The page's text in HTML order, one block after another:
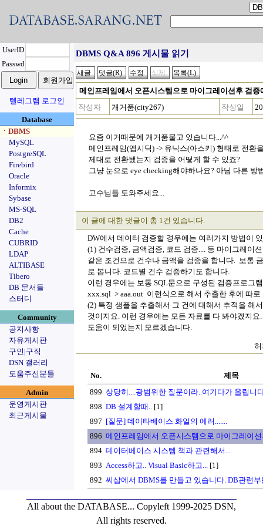
UserID
Passwd
텔레그램 로그인
Database
ㆍDBMS
MySQL
PostgreSQL
Firebird
Oracle
Informix
Sybase
MS-SQL
DB2
Cache
CUBRID
LDAP
ALTIBASE
Tibero
DB 문서들
스터디
Community
공지사항
자유게시판
구인|구직
DSN 갤러리
도움주신분들
Admin
운영게시판
최근게시물
DBMS Q&A 896 게시물 읽기
메인프레임에서 오픈시스템으로 마이그레이션후 검증
작성자
개거품(city267) 작성일
요즘 이거때문에 개거품물고 있습니다...^^
메인프레임(엡시딕) -> 유닉스(아스키) 형태로 전환
제대로 전환됐는지 검증을 어떻게 할 수 있죠?
그냥 눈으로 eye checking해야하나요? 아님 다른 방
고수님들 도와주세요...
이 글에 대한 댓글이 총 1건 있습니다.
DW에서 데이터 검증할 경우에는 여러가지 방법이
(1) 건수검증, 금액검증, 코드 검증.... 등 마이그레이
같은 조건으로 건수나 금액을 검증을 합니다. 보통
로 봅니다. 코드별 건수 검증하기도 합니다.
이런 경우에는 보통 SQL문으로 구성된 검증프로
xxx.sql > aaa.out 이런식으로 해서 추출한 후에 따로
(2) 특정 샘플을 추출해서 그 건에 대해서 추적을 해
것이지요. 이런 경우에는 모든 자료를 다 봐야겠지요.
도움이 되었는지 모르겠습니다.
No.
제목
899 상당히....광범위한 질문이라..여기다가 올립니
898 DB 설계할때.. [1]
897 [질문] 데이타베이스 화일의 에러.......
896 메인프레임에서 오픈시스템으로 마이그레이
894 데이터베이스 시스템 책과 관련해서...
893 Access하고.. Visual Basic하고... [1]
892 씨샵에서 DBMS를 만들고 있습니다. DB관련
All about the DATABASE... Copyleft 1999-2025 DSN,
All rights reserved.